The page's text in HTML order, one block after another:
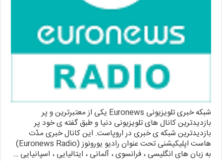
شبکه خبری تلویزیونی Euronews یکی از معتبرترین و پر
بازدیدترین کانال های تلویزیونی دنیا و طبق گفته ی خود پر
بازدیدترین شبکه ی خبری در اروپاست. این کانال خبری مدّت
هاست اپلیکیشنی تحت عنوان رادیو یورونوز (Euronews Radio)
به زبان های انگلیسی ، فرانسوی ، آلمانی ، ایتالیایی ، اسپانیایی …